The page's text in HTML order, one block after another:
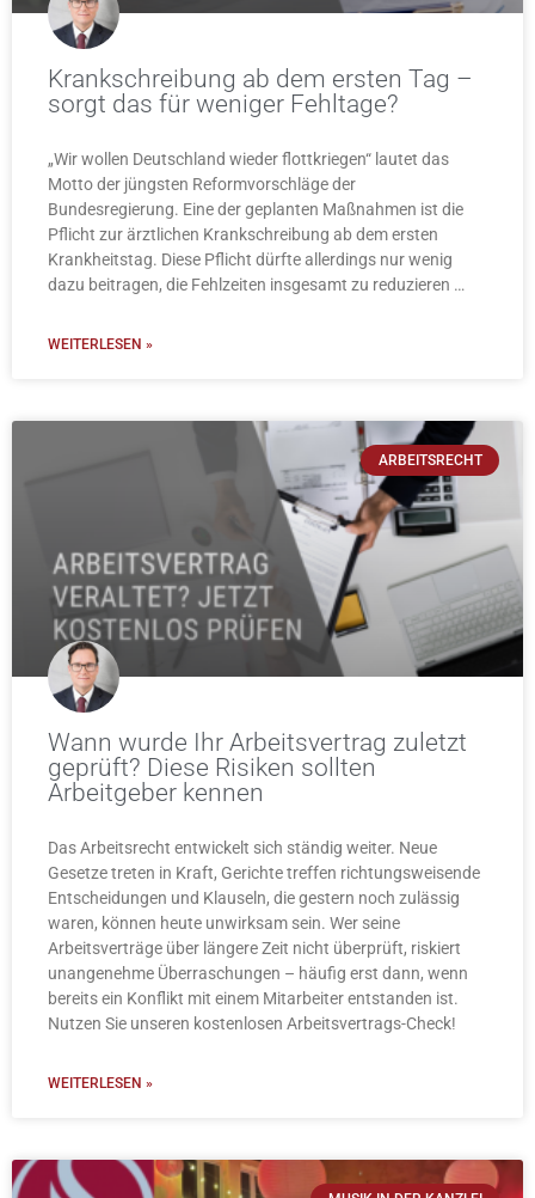
Krankschreibung ab dem ersten Tag –
sorgt das für weniger Fehltage?
„Wir wollen Deutschland wieder flottkriegen“ lautet das
Motto der jüngsten Reformvorschläge der
Bundesregierung. Eine der geplanten Maßnahmen ist die
Pflicht zur ärztlichen Krankschreibung ab dem ersten
Krankheitstag. Diese Pflicht dürfte allerdings nur wenig
dazu beitragen, die Fehlzeiten insgesamt zu reduzieren …
WEITERLESEN »
ARBEITSRECHT
Wann wurde Ihr Arbeitsvertrag zuletzt
geprüft? Diese Risiken sollten
Arbeitgeber kennen
Das Arbeitsrecht entwickelt sich ständig weiter. Neue
Gesetze treten in Kraft, Gerichte treffen richtungsweisende
Entscheidungen und Klauseln, die gestern noch zulässig
waren, können heute unwirksam sein. Wer seine
Arbeitsverträge über längere Zeit nicht überprüft, riskiert
unangenehme Überraschungen – häufig erst dann, wenn
bereits ein Konflikt mit einem Mitarbeiter entstanden ist.
Nutzen Sie unseren kostenlosen Arbeitsvertrags-Check!
WEITERLESEN »